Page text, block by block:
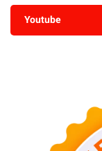
Youtube